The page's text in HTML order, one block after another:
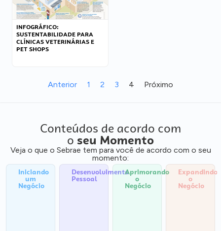
INFOGRÁFICO:
SUSTENTABILIDADE PARA
CLÍNICAS VETERINÁRIAS E
PET SHOPS
Anterior 1 2 3 4 Próximo
Conteúdos de acordo com
o seu Momento
Veja o que o Sebrae tem para você de acordo com o seu
momento:
Iniciando
um
Negócio
Desenvolvimento
Pessoal
Aprimorando
o
Negócio
Expandindo
o
Negócio